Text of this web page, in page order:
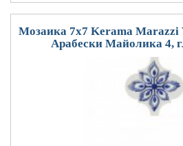
Мозаика 7x7 Kerama Marazzi
Арабески Майолика 4,